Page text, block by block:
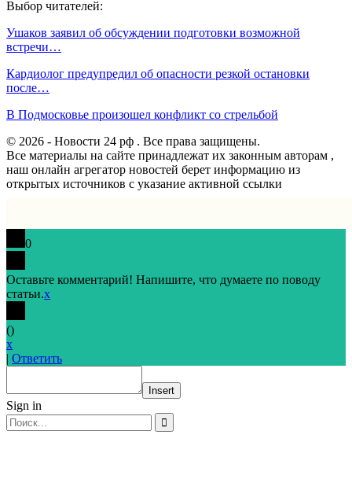
Выбор читателей:
Ушаков заявил об обсуждении подготовки возможной
встречи…
Кардиолог предупредил об опасности резкой остановки
после…
В Подмосковье произошел конфликт со стрельбой
© 2026 - Новости 24 рф . Все права защищены.
Все материалы на сайте принадлежат их законным авторам ,
наш онлайн агрегатор новостей берет информацию из
открытых источников с указание активной ссылки
0
Оставьте комментарий! Напишите, что думаете по поводу
статьи.x
()
x
| Ответить
Insert
Sign in